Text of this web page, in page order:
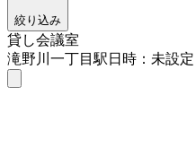
絞り込み
貸し会議室
滝野川一丁目駅日時：未設定